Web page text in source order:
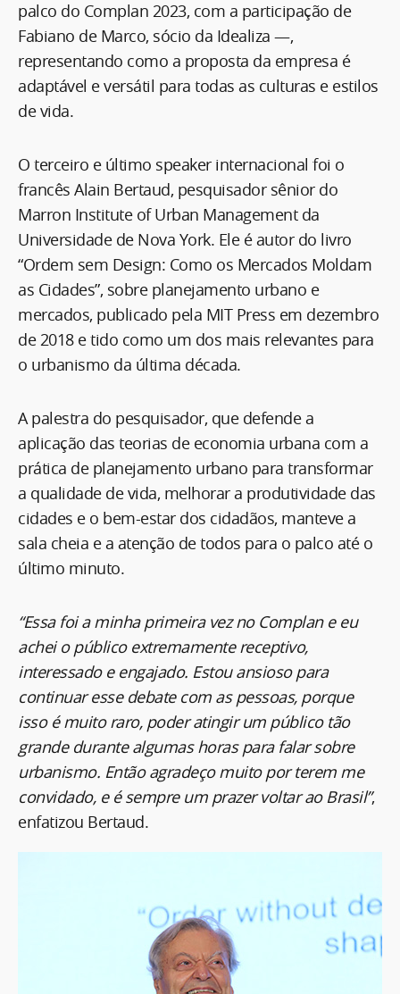
palco do Complan 2023, com a participação de
Fabiano de Marco, sócio da Idealiza —,
representando como a proposta da empresa é
adaptável e versátil para todas as culturas e estilos
de vida.
O terceiro e último speaker internacional foi o
francês Alain Bertaud, pesquisador sênior do
Marron Institute of Urban Management da
Universidade de Nova York. Ele é autor do livro
“Ordem sem Design: Como os Mercados Moldam
as Cidades”, sobre planejamento urbano e
mercados, publicado pela MIT Press em dezembro
de 2018 e tido como um dos mais relevantes para
o urbanismo da última década.
A palestra do pesquisador, que defende a
aplicação das teorias de economia urbana com a
prática de planejamento urbano para transformar
a qualidade de vida, melhorar a produtividade das
cidades e o bem-estar dos cidadãos, manteve a
sala cheia e a atenção de todos para o palco até o
último minuto.
“Essa foi a minha primeira vez no Complan e eu
achei o público extremamente receptivo,
interessado e engajado. Estou ansioso para
continuar esse debate com as pessoas, porque
isso é muito raro, poder atingir um público tão
grande durante algumas horas para falar sobre
urbanismo. Então agradeço muito por terem me
convidado, e é sempre um prazer voltar ao Brasil”,
enfatizou Bertaud.